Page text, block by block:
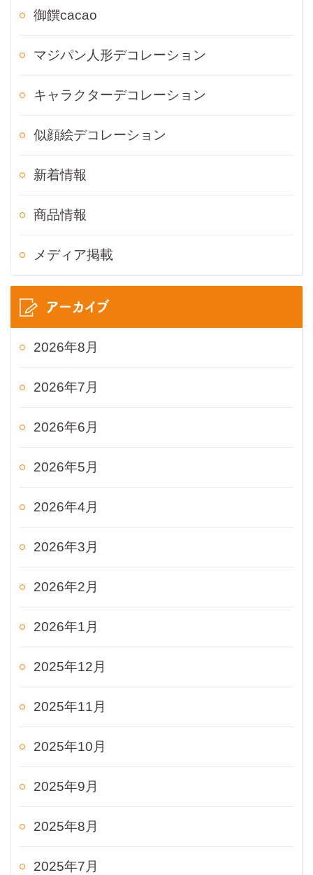
御饌cacao
マジパン人形デコレーション
キャラクターデコレーション
似顔絵デコレーション
新着情報
商品情報
メディア掲載
アーカイブ
2026年8月
2026年7月
2026年6月
2026年5月
2026年4月
2026年3月
2026年2月
2026年1月
2025年12月
2025年11月
2025年10月
2025年9月
2025年8月
2025年7月